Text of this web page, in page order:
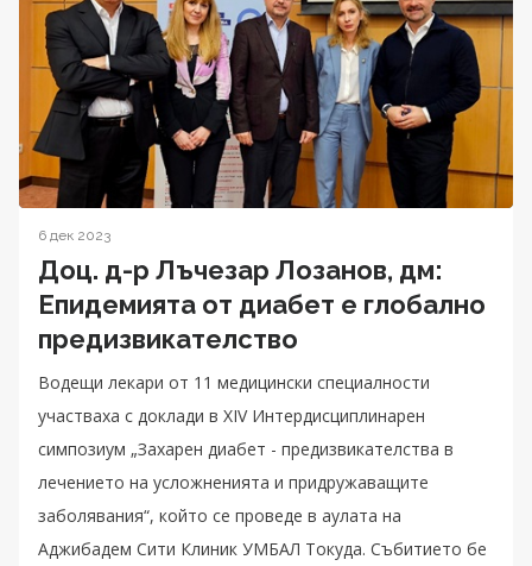
6 дек 2023
Доц. д-р Лъчезар Лозанов, дм:
Eпидемията от диабет е глобално
предизвикателство
Водещи лекари от 11 медицински специалности
участваха с доклади в XIV Интердисциплинарен
симпозиум „Захарен диабет - предизвикателства в
лечението на усложненията и придружаващите
заболявания“, който се проведе в аулата на
Аджибадем Сити Клиник УМБАЛ Токуда. Събитието бе